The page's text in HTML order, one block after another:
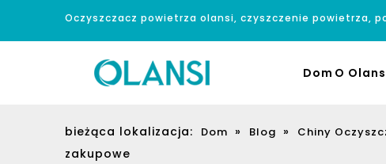
Oczyszczacz powietrza olansi, czyszczenie powietrza,
Dom O
bieżąca lokalizacja: Dom » Blog » Chiny
zakupowe